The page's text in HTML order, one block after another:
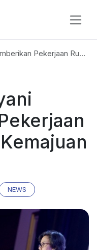
Rumah untuk Kemajuan PLB
NEWS